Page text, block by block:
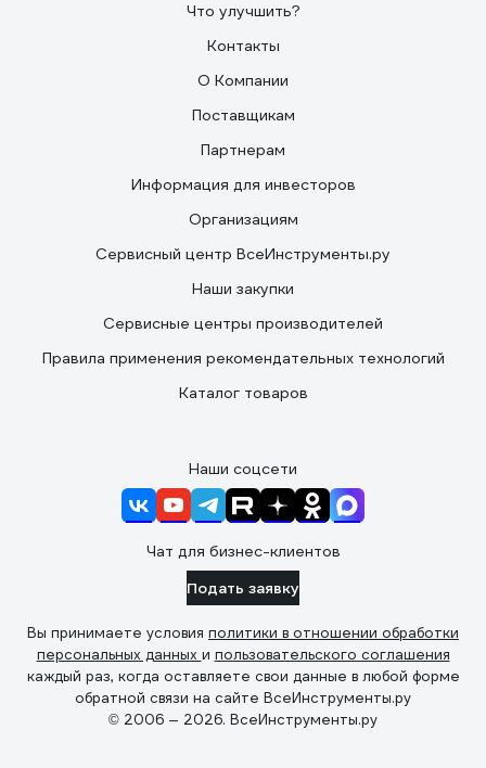
Что улучшить?
Контакты
О Компании
Поставщикам
Партнерам
Информация для инвесторов
Организациям
Сервисный центр ВсеИнструменты.ру
Наши закупки
Сервисные центры производителей
Правила применения рекомендательных технологий
Каталог товаров
Наши соцсети
Чат для бизнес-клиентов
Подать заявку
Вы принимаете условия политики в отношении обработки
персональных данных и пользовательского соглашения
каждый раз, когда оставляете свои данные в любой форме
обратной связи на сайте ВсеИнструменты.ру
© 2006 — 2026. ВсеИнструменты.ру